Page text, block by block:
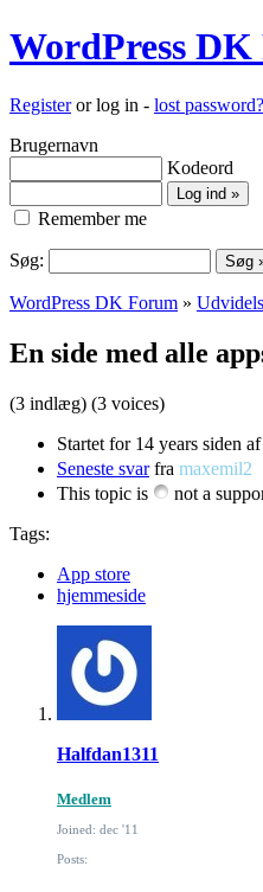
WordPress
Registeror log in - lost password?
Brugernavn
Kodeord
Remember me
Søg:
WordPress DK Forum »
En side med alle
(3 indlæg) (3 voices)
Startet for 14 years siden
Seneste svarfra maxemil2
This topic is
not a
Tags:
App store
hjemmeside
Halfdan1311
Medlem
Joined: dec '11
Posts: